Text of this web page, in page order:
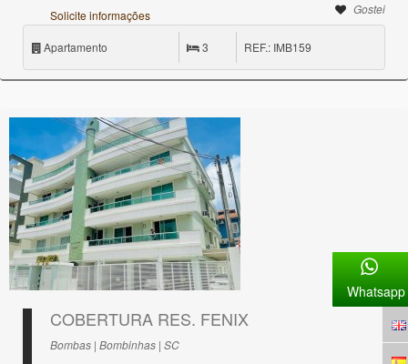
Whatsapp
Gostei
Solicite informações
Apartamento 3 REF.: IMB159
COBERTURA RES. FENIX
Bombas | Bombinhas | SC